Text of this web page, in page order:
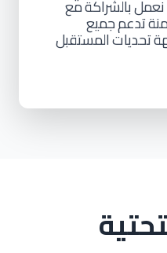
بالشراكةمع
تدعمجميع
تحدياتالمستقبل